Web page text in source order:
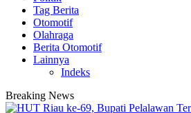
Tag Berita
Otomotif
Olahraga
Berita Otomotif
Lainnya
Indeks
Breaking News